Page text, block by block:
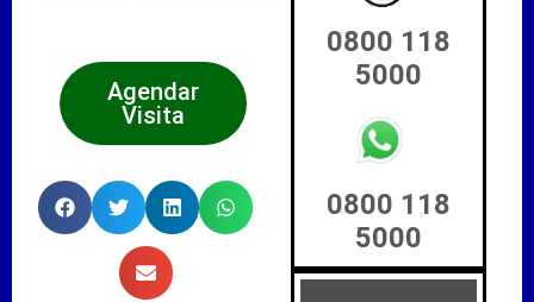
Agendar
Visita
0800 118
5000
0800 118
5000